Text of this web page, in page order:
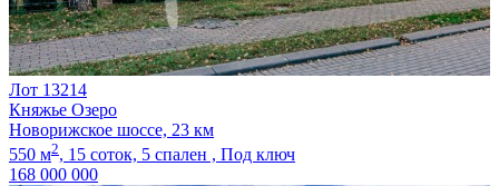
Лот 13214
Княжье Озеро
Новорижское шоссе, 23 км
550 м2, 15 соток, 5 спален , Под ключ
168 000 000